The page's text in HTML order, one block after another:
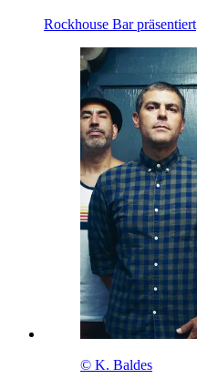
Rockhouse Bar präsentiert
© K. Baldes